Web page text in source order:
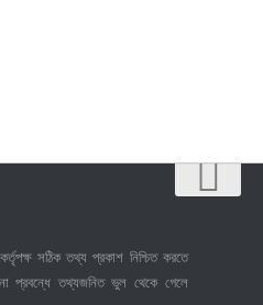
সঠিক তথ্য প্রকাশ নিশ্চিত করতে
প্রবন্ধে তথ্যজনিত ভুল থেকে গেলে